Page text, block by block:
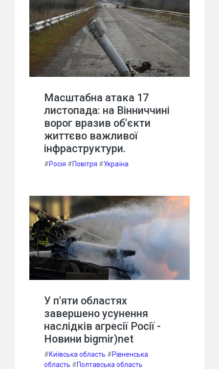
Масштабна атака 17
листопада: на Вінниччині
ворог вразив об'єкти
життєво важливої
інфраструктури.
#Росія #Повітря #Україна
У п'яти областях
завершено усунення
наслідків агресії Росії -
Новини bigmir)net
#Київська область #Рівненська
область #Полтавська область